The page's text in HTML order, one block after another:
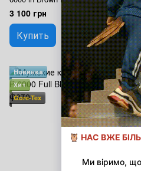
3 100 грн
Купить
Новинка
Хит
Gore-Tex